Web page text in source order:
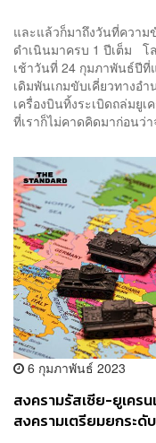
และแล้วก็มาถึงวันที่ความ
ดำเนินมาครบ 1 ปีเต็ม โ
เช้าวันที่ 24 กุมภาพันธ์ปีที่
เดิมพันเกมขับเคี่ยวทางอ
เครื่องบินทิ้งระเบิดถล่มยูเ
ที่เราก็ไม่คาดคิดมาก่อนว่า
6 กุมภาพันธ์ 2023
สงครามรัสเซีย-ยูเคร
สงครามเตรียมยกระดั